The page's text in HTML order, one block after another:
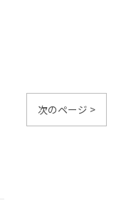
次のページ >